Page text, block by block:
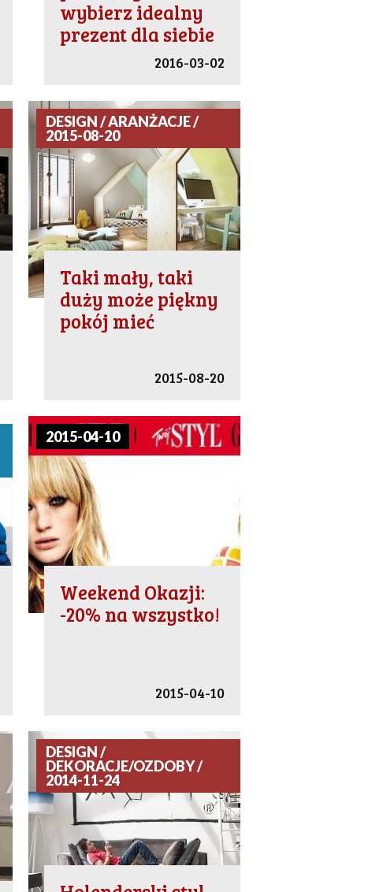
wybierz idealny
prezent dla siebie
2016-03-02
DESIGN / ARANŻACJE /
2015-08-20
Taki mały, taki
duży może piękny
pokój mieć
2015-08-20
2015-04-10
Weekend Okazji:
-20% na wszystko!
2015-04-10
DESIGN /
DEKORACJE/OZDOBY /
2014-11-24